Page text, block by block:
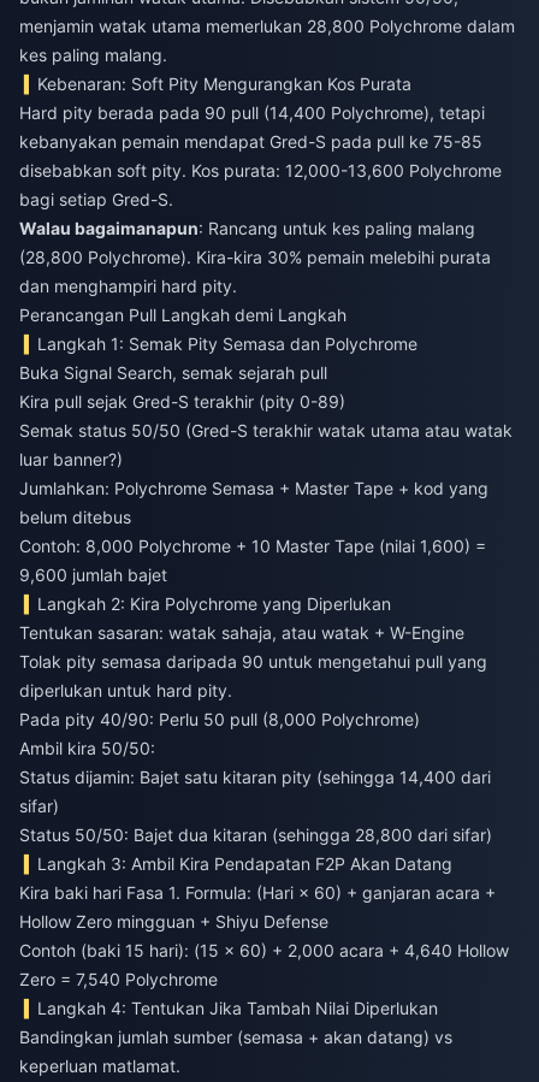
menjamin watak utama memerlukan 28,800 Polychrome dalam
kes paling malang.
Kebenaran: Soft Pity Mengurangkan Kos Purata
Hard pity berada pada 90 pull (14,400 Polychrome), tetapi
kebanyakan pemain mendapat Gred-S pada pull ke 75-85
disebabkan soft pity. Kos purata: 12,000-13,600 Polychrome
bagi setiap Gred-S.
Walau bagaimanapun: Rancang untuk kes paling malang
(28,800 Polychrome). Kira-kira 30% pemain melebihi purata
dan menghampiri hard pity.
Perancangan Pull Langkah demi Langkah
Langkah 1: Semak Pity Semasa dan Polychrome
Buka Signal Search, semak sejarah pull
Kira pull sejak Gred-S terakhir (pity 0-89)
Semak status 50/50 (Gred-S terakhir watak utama atau watak
luar banner?)
Jumlahkan: Polychrome Semasa + Master Tape + kod yang
belum ditebus
Contoh: 8,000 Polychrome + 10 Master Tape (nilai 1,600) =
9,600 jumlah bajet
Langkah 2: Kira Polychrome yang Diperlukan
Tentukan sasaran: watak sahaja, atau watak + W-Engine
Tolak pity semasa daripada 90 untuk mengetahui pull yang
diperlukan untuk hard pity.
Pada pity 40/90: Perlu 50 pull (8,000 Polychrome)
Ambil kira 50/50:
Status dijamin: Bajet satu kitaran pity (sehingga 14,400 dari
sifar)
Status 50/50: Bajet dua kitaran (sehingga 28,800 dari sifar)
Langkah 3: Ambil Kira Pendapatan F2P Akan Datang
Kira baki hari Fasa 1. Formula: (Hari × 60) + ganjaran acara +
Hollow Zero mingguan + Shiyu Defense
Contoh (baki 15 hari): (15 × 60) + 2,000 acara + 4,640 Hollow
Zero = 7,540 Polychrome
Langkah 4: Tentukan Jika Tambah Nilai Diperlukan
Bandingkan jumlah sumber (semasa + akan datang) vs
keperluan matlamat.